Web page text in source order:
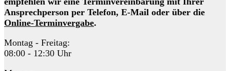
Ansprechperson per Telefon, E-Mail oder über die
Online-Terminvergabe.
Montag - Freitag:
08:00 - 12:30 Uhr